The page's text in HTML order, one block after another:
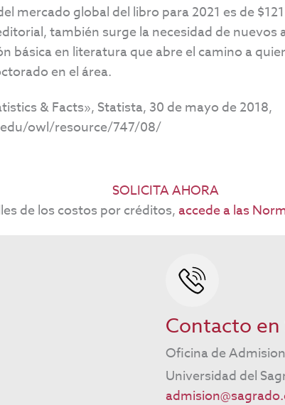
mercado global del libro para 2021 es de
también surge la necesidad de
básica en literatura que abre el camino a
en el área.
& Facts», Statista, 30 de mayo de 2018,
owl/resource/747/08/
SOLICITA AHORA
de los costos por créditos, accede a las
Contacto en
Oficina de
Universidad del